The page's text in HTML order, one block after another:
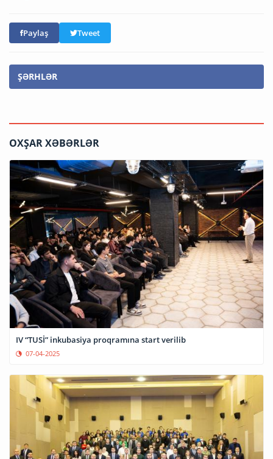
Paylaş Tweet
ŞƏRHLƏR
OXŞAR XƏBƏRLƏR
IV “TUSİ” inkubasiya proqramına start verilib
07-04-2025